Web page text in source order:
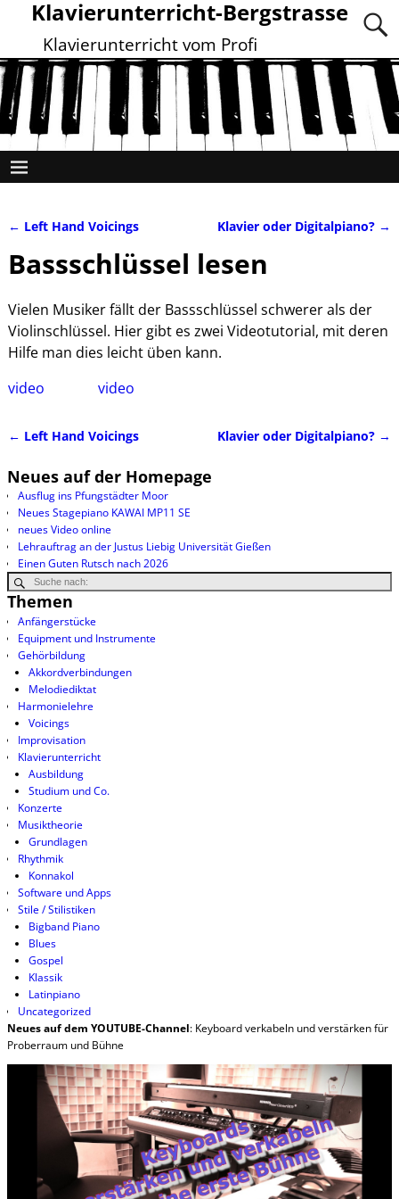
Klavierunterricht-Bergstrasse
Klavierunterricht vom Profi
← Left Hand Voicings Klavier oder Digitalpiano? →
Bassschlüssel lesen
Vielen Musiker fällt der Bassschlüssel schwerer als der
Violinschlüssel. Hier gibt es zwei Videotutorial, mit deren
Hilfe man dies leicht üben kann.
video
video
← Left Hand Voicings Klavier oder Digitalpiano? →
Neues auf der Homepage
Ausflug ins Pfungstädter Moor
Neues Stagepiano KAWAI MP11 SE
neues Video online
Lehrauftrag an der Justus Liebig Universität Gießen
Einen Guten Rutsch nach 2026
Themen
Anfängerstücke
Equipment und Instrumente
Gehörbildung
Akkordverbindungen
Melodiediktat
Harmonielehre
Voicings
Improvisation
Klavierunterricht
Ausbildung
Studium und Co.
Konzerte
Musiktheorie
Grundlagen
Rhythmik
Konnakol
Software und Apps
Stile / Stilistiken
Bigband Piano
Blues
Gospel
Klassik
Latinpiano
Uncategorized
Neues auf dem YOUTUBE-Channel: Keyboard verkabeln und verstärken für
Proberraum und Bühne